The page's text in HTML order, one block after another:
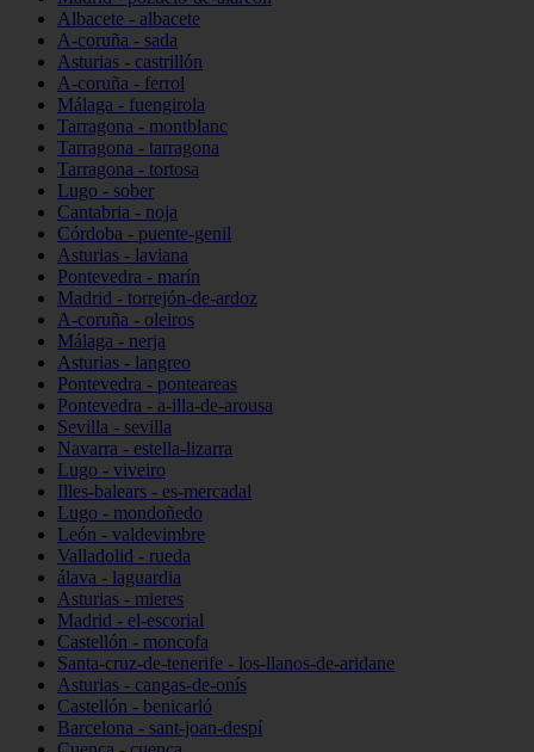
Albacete - albacete
A-coruña - sada
Asturias - castrillón
A-coruña - ferrol
Málaga - fuengirola
Tarragona - montblanc
Tarragona - tarragona
Tarragona - tortosa
Lugo - sober
Cantabria - noja
Córdoba - puente-genil
Asturias - laviana
Pontevedra - marín
Madrid - torrejón-de-ardoz
A-coruña - oleiros
Málaga - nerja
Asturias - langreo
Pontevedra - ponteareas
Pontevedra - a-illa-de-arousa
Sevilla - sevilla
Navarra - estella-lizarra
Lugo - viveiro
Illes-balears - es-mercadal
Lugo - mondoñedo
León - valdevimbre
Valladolid - rueda
álava - laguardia
Asturias - mieres
Madrid - el-escorial
Castellón - moncofa
Santa-cruz-de-tenerife - los-llanos-de-aridane
Asturias - cangas-de-onís
Castellón - benicarló
Barcelona - sant-joan-despí